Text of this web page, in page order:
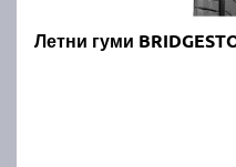
Летни гуми